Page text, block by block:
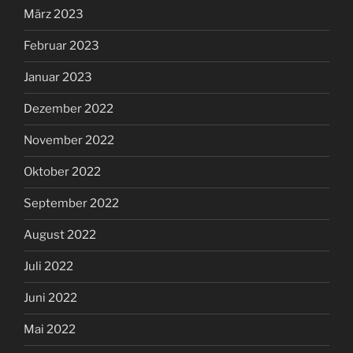
März 2023
Februar 2023
Januar 2023
Dezember 2022
November 2022
Oktober 2022
September 2022
August 2022
Juli 2022
Juni 2022
Mai 2022